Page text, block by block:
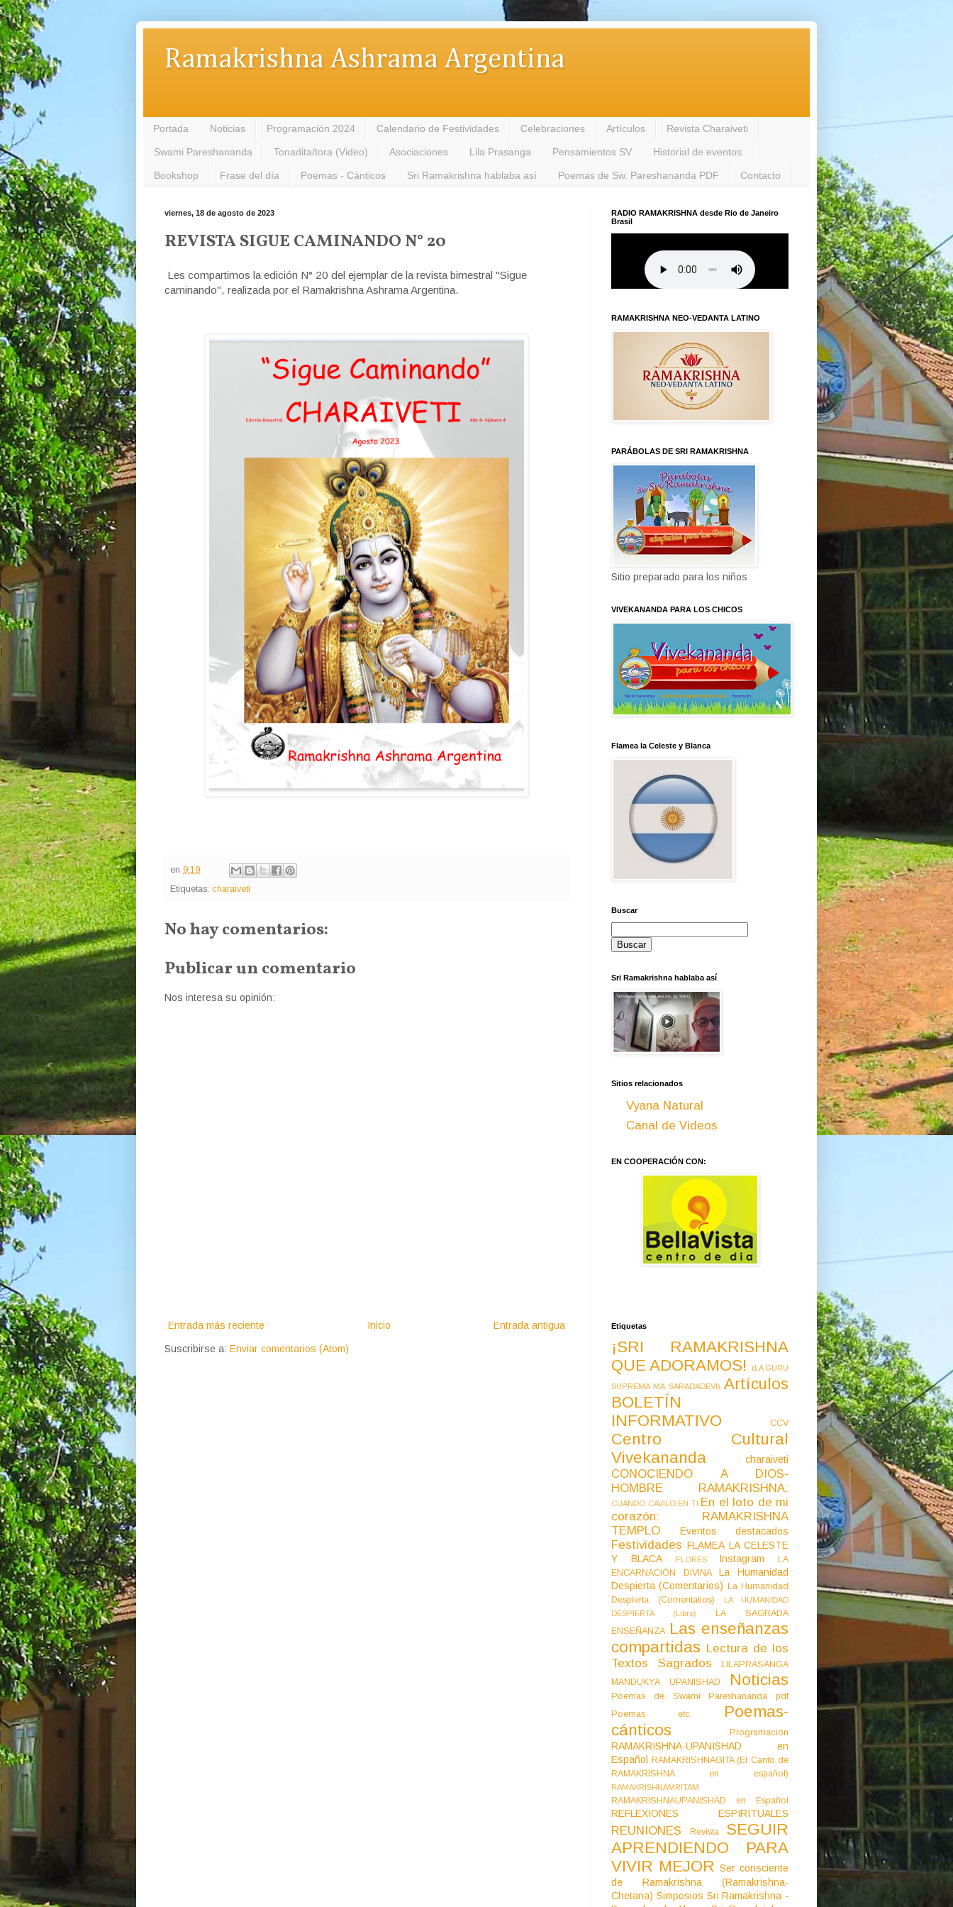
Ramakrishna Ashrama Argentina
Portada Noticias Programación 2024 Calendario de Festividades Celebraciones Artículos Revista Charaiveti
Swami Pareshananda Tonadita/tora (Video) Asociaciones Lila Prasanga Pensamientos SV Historial de eventos
Bookshop Frase del día Poemas - Cánticos Sri Ramakrishna hablaba así Poemas de Sw. Pareshananda PDF Contacto
viernes, 18 de agosto de 2023
REVISTA SIGUE CAMINANDO N° 20
Les compartimos la edición N° 20 del ejemplar de la revista bimestral "Sigue
caminando", realizada por el Ramakrishna Ashrama Argentina.
en 9:19
Etiquetas: charaiveti
No hay comentarios:
Publicar un comentario
Nos interesa su opinión:
Entrada más reciente Entrada antigua
Inicio
Suscribirse a: Enviar comentarios (Atom)
RADIO RAMAKRISHNA desde Rio de Janeiro
Brasil
RAMAKRISHNA NEO-VEDANTA LATINO
PARÁBOLAS DE SRI RAMAKRISHNA
Sitio preparado para los niños
VIVEKANANDA PARA LOS CHICOS
Flamea la Celeste y Blanca
Buscar
Sri Ramakrishna hablaba así
Sitios relacionados
Vyana Natural
Canal de Videos
EN COOPERACIÓN CON:
Etiquetas
¡SRI RAMAKRISHNA
QUE ADORAMOS!
(LA GURU
SUPREMA MA SARADADEVI) Artículos
BOLETÍN
INFORMATIVO
CCV
Centro Cultural
Vivekananda
charaiveti
CONOCIENDO A DIOS-
HOMBRE RAMAKRISHNA:
CUANDO CAVILO EN TI En el loto de mi
corazón: RAMAKRISHNA
TEMPLO
Eventos destacados
Festividades FLAMEA LA CELESTE
Y BLACA
FLORES Instagram
LA
ENCARNACIÓN DIVINA
La Humanidad
Despierta (Comentarios)
La Humanidad
Despierta (Comentatios)
LA HUMANIDAD
DESPIERTA (Libro)
LA SAGRADA
ENSEÑANZA Las enseñanzas
compartidas Lectura de los
Textos Sagrados
LILAPRASANGA
MANDUKYA UPANISHAD
Noticias
Poemas de Swami Pareshananda pdf
Poemas etc.
Poemas-
cánticos
Programación
RAMAKRISHNA-UPANISHAD en
Español
RAMAKRISHNAGITA (El Canto de
RAMAKRISHNA en español)
RAMAKRISHNAMRITAM
RAMAKRISHNAUPANISHAD en Español
REFLEXIONES ESPIRITUALES
REUNIONES Revista
SEGUIR
APRENDIENDO PARA
VIVIR MEJOR Ser consciente
de Ramakrishna (Ramakrishna-
Chetana) Simposios Sri Ramakrishna -